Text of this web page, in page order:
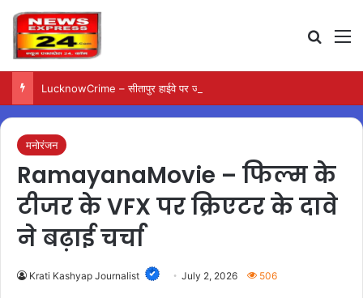
LucknowCrime – सीतापुर हाईवे पर जली कार से मिला युवक का शव
मनोरंजन
RamayanaMovie – फिल्म के
टीजर के VFX पर क्रिएटर के दावे
ने बढ़ाई चर्चा
Krati Kashyap Journalist July 2, 2026 506